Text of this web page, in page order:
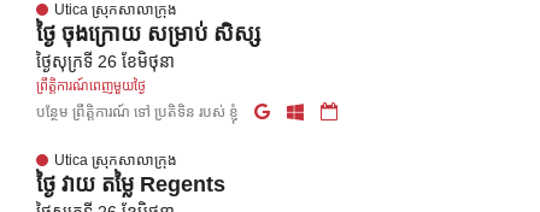
Utica ស្រុកសាលាក្រុង
ថ្ងៃ ចុងក្រោយ សម្រាប់ សិស្ស
ថ្ងៃសុក្រទី 26 ខែមិថុនា
ព្រឹត្តិការណ៍ពេញមួយថ្ងៃ
បន្ថែម ព្រឹត្តិការណ៍ ទៅ ប្រតិទិន របស់ ខ្ញុំ
Utica ស្រុកសាលាក្រុង
ថ្ងៃ វាយ តម្លៃ Regents